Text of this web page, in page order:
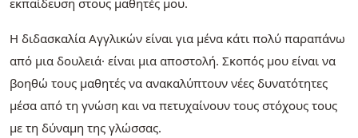
εκπαίδευση στους μαθητές μου.
Η διδασκαλία Αγγλικών είναι για μένα κάτι πολύ παραπάνω
από μια δουλειά· είναι μια αποστολή. Σκοπός μου είναι να
βοηθώ τους μαθητές να ανακαλύπτουν νέες δυνατότητες
μέσα από τη γνώση και να πετυχαίνουν τους στόχους τους
με τη δύναμη της γλώσσας.